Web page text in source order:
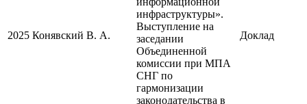
2025 Конявский В. А.
инфраструктуры».
Выступление на
заседании
Объединенной
комиссии при МПА
СНГ по
гармонизации
законодательства в
Доклад